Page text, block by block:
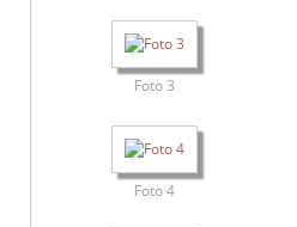
Foto 3
Foto 4